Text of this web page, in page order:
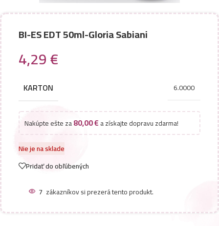
BI-ES EDT 50ml-Gloria Sabiani
4,29€
KARTON 6.0000
Nakúpte ešte za80,00€a získajte dopravu zdarma!
Nie je na sklade
Pridať do obľúbených
7 zákazníkov si prezerá tento produkt.